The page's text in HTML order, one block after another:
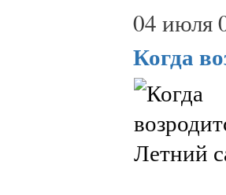
04 июля
Когда